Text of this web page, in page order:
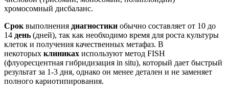
хромосомный дисбаланс.
Срок выполнения диагностики обычно составляет от 10 до
14 день (дней), так как необходимо время для роста культуры
клеток и получения качественных метафаз. В
некоторых клиниках используют метод FISH
(флуоресцентная гибридизация in situ), который дает быстрый
результат за 1-3 дня, однако он менее детален и не заменяет
полного кариотипирования.